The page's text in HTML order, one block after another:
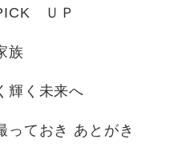
ＵＰ
族
輝く未来へ
っておき あとがき